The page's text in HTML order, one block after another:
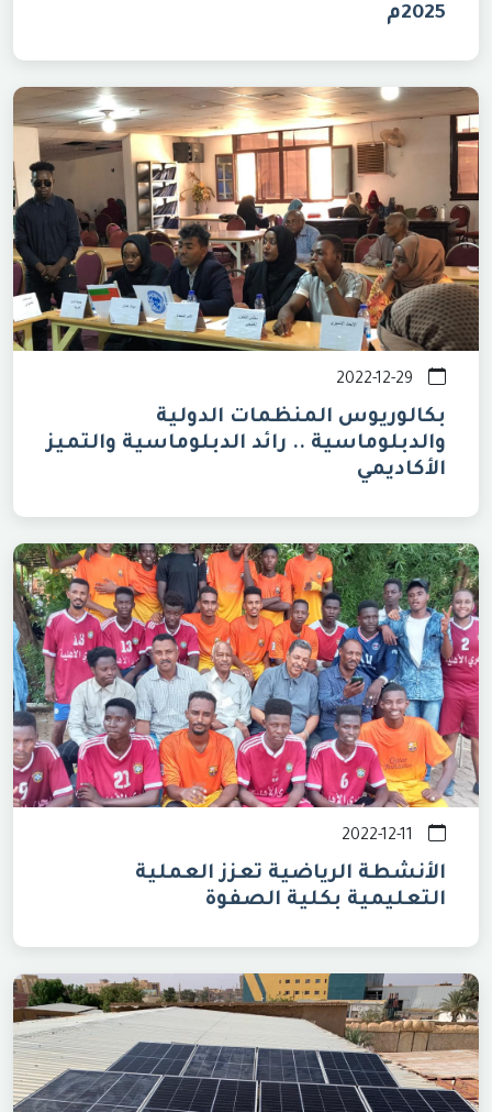
2025م
بكالوريوس المنظمات الدولية
والدبلوماسية .. رائد الدبلوماسية والتميز
الأكاديمي
الأنشطة الرياضية تعزز العملية
التعليمية بكلية الصفوة